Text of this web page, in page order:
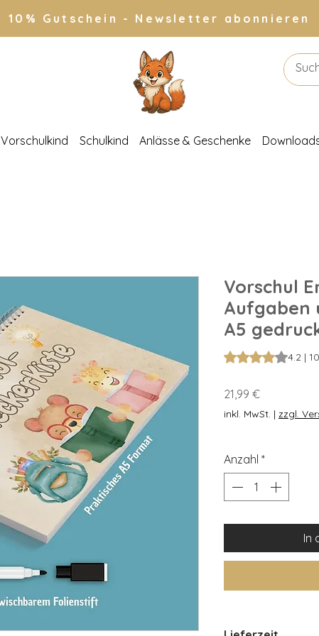
10% Gutschein - Newsletter abonnieren
Vorschulkind Schulkind Anlässe & Geschenke
Vorschul
Aufgaben
A5
Das Rating 4.2 |
21,99 €Preis
inkl. MwSt. | zzgl.
Anzahl *
In